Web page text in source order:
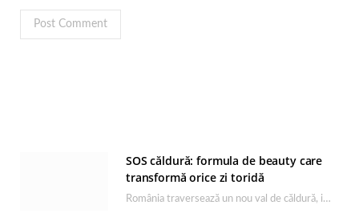
SOS căldură: formula de beauty care
transformă orice zi toridă
România traversează un nou val de căldură, iar rutina de îngrijire capătă un rol esențial…